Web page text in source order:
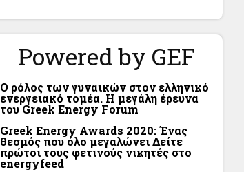
Powered by GEF
Ο ρόλος των γυναικών στον ελληνικό
ενεργειακό τομέα. Η μεγάλη έρευνα
του Greek Energy Forum
Greek Energy Awards 2020: Ένας
θεσμός που όλο μεγαλώνει Δείτε
πρώτοι τους φετινούς νικητές στο
energyfeed